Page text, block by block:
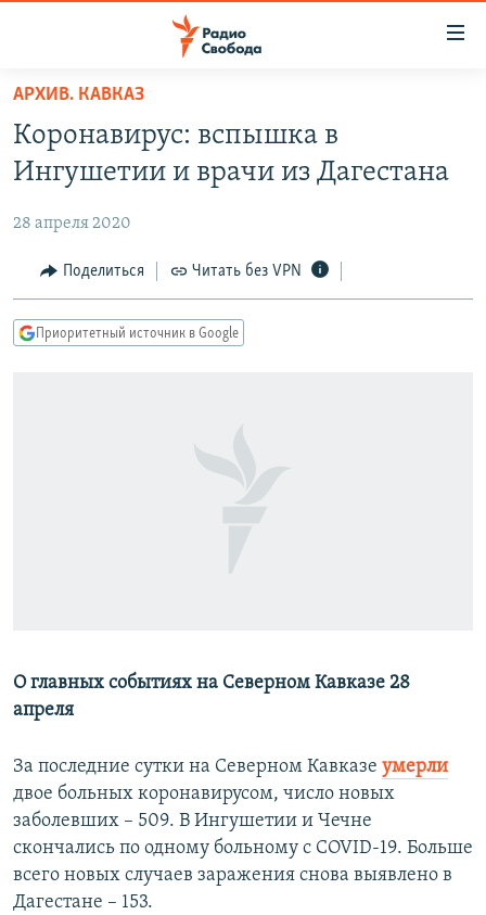
упрощенного
доступа
Вернуться
основному
Вернутся
главной
навигации
ПОДКАСТЫ
АВТОРСКИЕ ПРОЕКТЫ
ЦИТАТЫ СВОБОДЫ
МНЕНИЯ
IDEL.РЕАЛИИ
АРХИВ. КАВКАЗ
Коронавирус: вспышка в
Ингушетии и врачи из Дагестана
28 апреля 2020
Поделиться Читать без VPN
Приоритетный источник в Google
О главных событиях на Северном Кавказе 28
апреля
За последние сутки на Северном Кавказе умерли
двое больных коронавирусом, число новых
заболевших – 509. В Ингушетии и Чечне
скончались по одному больному с COVID-19. Больше
всего новых случаев заражения снова выявлено в
Дагестане – 153.